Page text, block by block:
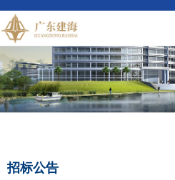
招标公告